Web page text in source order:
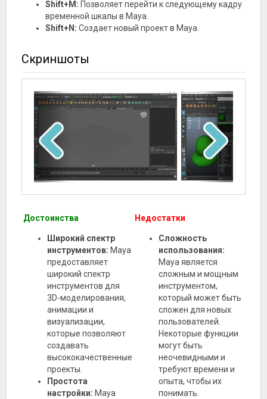
Shift+M: Позволяет перейти к следующему кадру
временной шкалы в Maya.
Shift+N: Создает новый проект в Maya.
Скриншоты
Достоинства
Широкий спектр
инструментов: Maya
предоставляет
широкий спектр
инструментов для
3D-моделирования,
анимации и
визуализации,
которые позволяют
создавать
высококачественные
проекты.
Простота
настройки: Maya
Недостатки
Сложность
использования:
Maya является
сложным и мощным
инструментом,
который может быть
сложен для новых
пользователей.
Некоторые функции
могут быть
неочевидными и
требуют времени и
опыта, чтобы их
понимать.